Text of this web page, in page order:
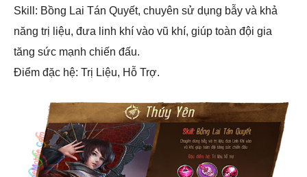
Skill: Bồng Lai Tán Quyết, chuyên sử dụng bẫy và khả
năng trị liệu, đưa linh khí vào vũ khí, giúp toàn đội gia
tăng sức mạnh chiến đấu.
Điểm đặc hệ: Trị Liệu, Hỗ Trợ.